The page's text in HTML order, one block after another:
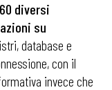
diversi
su
database e
con il
invece che